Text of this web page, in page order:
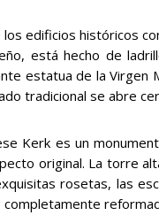
los edificios históricos
está hecho de
estatua de la Virgen
tradicional se abre
Kerk es un
original. La torre
rosetas, las